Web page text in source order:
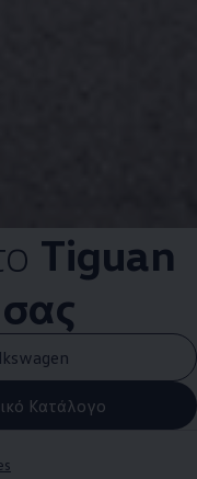
Tiguan
Κατάλογο